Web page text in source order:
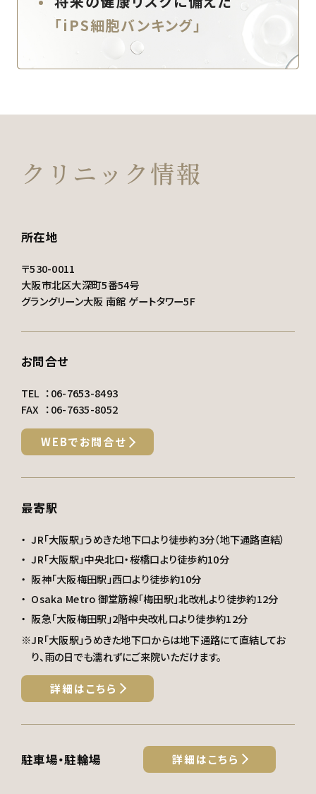
「iPS細胞バンキング」
クリニック情報
所在地
〒530-0011
大阪市北区大深町5番54号
グラングリーン大阪 南館 ゲートタワー5F
お問合せ
TEL ：06-7653-8493
FAX ：06-7635-8052
WEBでお問合せ
最寄駅
JR「大阪駅」うめきた地下口より徒歩約3分（地下通路直結）
JR「大阪駅」中央北口・桜橋口より徒歩約10分
阪神「大阪梅田駅」西口より徒歩約10分
Osaka Metro 御堂筋線「梅田駅」北改札より徒歩約12分
阪急「大阪梅田駅」2階中央改札口より徒歩約12分
※JR「大阪駅」うめきた地下口からは地下通路にて直結してお
り、雨の日でも濡れずにご来院いただけます。
詳細はこちら
駐車場・駐輪場 詳細はこちら